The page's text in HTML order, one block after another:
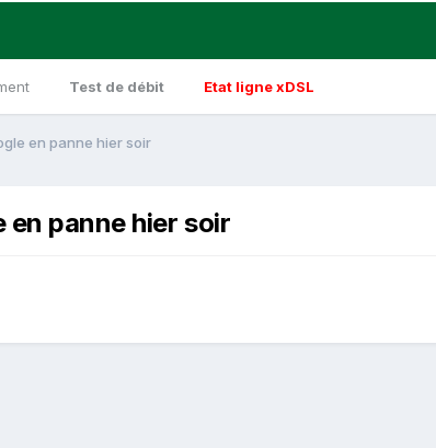
Test de débit Etat ligne xDSL
en panne hier soir
en panne hier soir